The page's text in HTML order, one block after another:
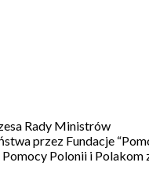
Rady Ministrów
przez Fundacje
Polonii i Polakom